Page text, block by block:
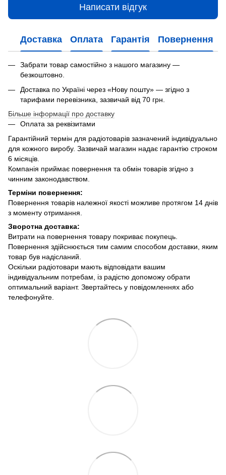
Написати відгук
Доставка Оплата Гарантія Повернення
Забрати товар самостійно з нашого магазину —
безкоштовно.
Доставка по Україні через «Нову пошту» — згідно з
тарифами перевізника, зазвичай від 70 грн.
Більше інформації про доставку
Оплата за реквізитами
Гарантійний термін для радіотоварів зазначений індивідуально
для кожного виробу. Зазвичай магазин надає гарантію строком
6 місяців.
Компанія приймає повернення та обмін товарів згідно з
чинним законодавством.
Терміни повернення:
Повернення товарів належної якості можливе протягом 14 днів
з моменту отримання.
Зворотна доставка:
Витрати на повернення товару покриває покупець.
Повернення здійснюється тим самим способом доставки, яким
товар був надісланий.
Оскільки радіотовари мають відповідати вашим
індивідуальним потребам, із радістю допоможу обрати
оптимальний варіант. Звертайтесь у повідомленнях або
телефонуйте.